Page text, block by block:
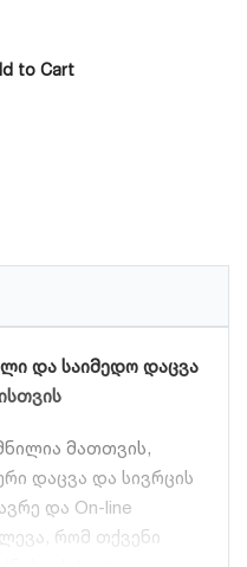
to Cart
და საიმედო დაცვა
მათთვის,
დაცვა და სივრცის
და On-line
რომ თქვენი